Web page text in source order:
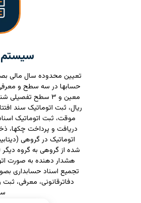
سیستم
تعیین محدوده سال مالی
معین و ۳ سطح
ریال، ثبت اتوماتیک سند
موقت، ثبت اتوماتیک
دریافت و پرداخت چکها،
اتوماتیک در گروهی
شده از گروهی به گروه
هشدار دهنده به صورت
تجمیع اسناد حسابداری
دفاترقانونی، معرفی،